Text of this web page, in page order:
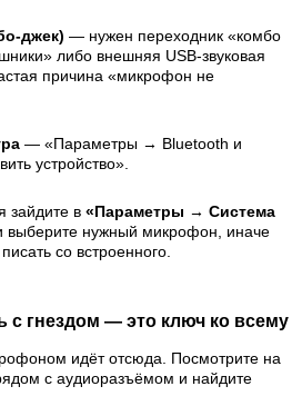
джек) — нужен переходник «комбо
либо внешняя USB-звуковая
причина «микрофон не
— «Параметры → Bluetooth и
устройство».
зайдите в «Параметры → Система
выберите нужный микрофон, иначе
со встроенного.
с гнездом — это ключ ко всему
идёт отсюда. Посмотрите на
с аудиоразъёмом и найдите